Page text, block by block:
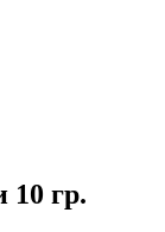
10 гр.